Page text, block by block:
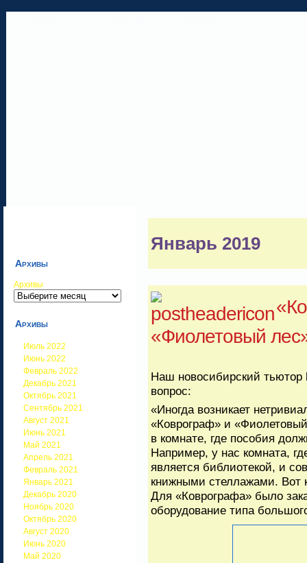
Архивы
Архивы
Архивы
Июль 2022
Июнь 2022
Февраль 2022
Декабрь 2021
Октябрь 2021
Сентябрь 2021
Август 2021
Июнь 2021
Май 2021
Апрель 2021
Февраль 2021
Январь 2021
Декабрь 2020
Ноябрь 2020
Октябрь 2020
Август 2020
Июнь 2020
Май 2020
Январь 2019
«Фиолетовый
Наш новосибирский тьютор
вопрос:
«Иногда возникает
«Коврограф» и
в комнате, где пособия
Например, у нас комната,
является библиотекой, и
книжными стеллажами. Вот
Для «Коврографа» было
оборудование типа